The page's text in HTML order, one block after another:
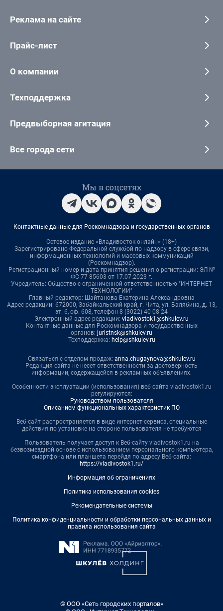
Реклама на сайте
Прайс-лист
О компании
Техподдержка
Предвыборная агитация
Все города сети
Мы в соцсетях
Контактные данные для Роскомнадзора и государственных органов
Сетевое издание «Владивосток онлайн» (18+)
Зарегистрировано Федеральной службой по надзору в сфере связи,
информационных технологий и массовых коммуникаций
(Роскомнадзор).
Регистрационный номер и дата принятия решения о регистрации: ЭЛ №
ФС 77-85603 от 17.07.2023 г.
Учредитель: Общество с ограниченной ответственностью "ИНТЕРНЕТ
ТЕХНОЛОГИИ"
Главный редактор: Шайтанова Екатерина Александровна
Адрес редакции: 672000, Забайкальский край, г. Чита, ул. Балябина, д. 13,
эт. 6, оф. 608, телефон 8 (3022) 40-08-24
Электронный адрес редакции: vladivostok1@shkulev.ru
Контактные данные для Роскомнадзора и государственных
органов: juristnsk@shkulev.ru
Техподдержка: help@shkulev.ru
Связаться с отделом продаж: anna.chugaynova@shkulev.ru
Редакция сайта не несет ответственности за достоверность
информации, содержащейся в рекламных объявлениях.
Особенности эксплуатации (использования) веб-сайта vladivostok1.ru
регулируются:
Руководством пользователя
Описанием функциональных характеристик ПО
Веб-сайт распространяется в виде интернет-сервиса, специальные
действия по установке на стороне пользователя не требуются
Пользователь получает доступ к Веб-сайту vladivostok1.ru на
безвозмездной основе с использованием персонального компьютера,
смартфона или планшета перейдя по адресу Веб-сайта:
https://vladivostok1.ru/
Информация об ограничениях
Политика использования cookies
Рекомендательные системы
Политика конфиденциальности и обработки персональных данных и
правила использования сайта
© ООО «Сеть городских порталов»